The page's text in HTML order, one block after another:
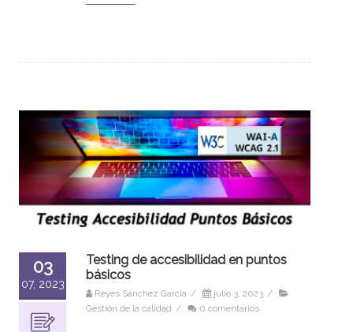
03
07, 2023
Testing de accesibilidad en puntos
básicos
Reyes Sánchez García / julio 3, 2023 /
Gestión de la calidad / 0 comentarios